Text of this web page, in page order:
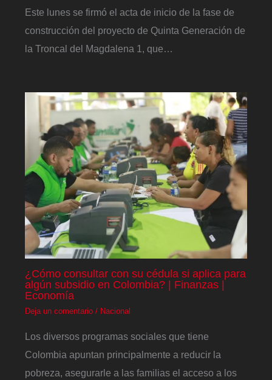
Este lunes se firmó el acta de inicio de la fase de
construcción del proyecto de Quinta Generación de
la Troncal del Magdalena 1, que…
¿Cómo consultar con su cédula si aplica para
algún subsidio en Colombia? | Finanzas |
Economía
Deja un comentario / Nacional
Los diversos programas sociales que tiene
Colombia apuntan principalmente a reducir la
pobreza, asegurarle a las familias el acceso a los